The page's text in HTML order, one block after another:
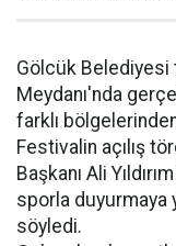
Gölcük Belediyesi
Meydanı'nda
farklı
Festivalin açılış
Başkanı Ali
sporla
söyledi.